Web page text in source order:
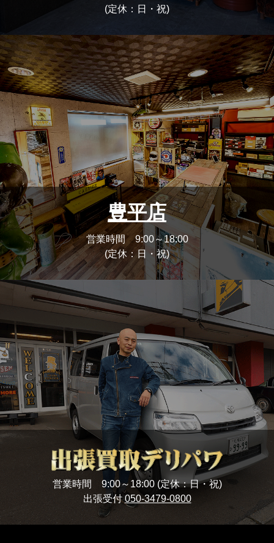
(定休：日・祝)
豊平店
営業時間 9:00～18:00
(定休：日・祝)
営業時間 9:00～18:00 (定休：日・祝)
出張受付050-3479-0800